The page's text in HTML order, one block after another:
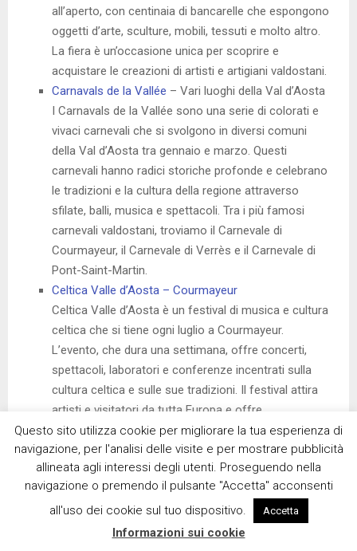
all’aperto, con centinaia di bancarelle che espongono
oggetti d’arte, sculture, mobili, tessuti e molto altro.
La fiera è un’occasione unica per scoprire e
acquistare le creazioni di artisti e artigiani valdostani.
Carnavals de la Vallée – Vari luoghi della Val d’Aosta
I Carnavals de la Vallée sono una serie di colorati e
vivaci carnevali che si svolgono in diversi comuni
della Val d’Aosta tra gennaio e marzo. Questi
carnevali hanno radici storiche profonde e celebrano
le tradizioni e la cultura della regione attraverso
sfilate, balli, musica e spettacoli. Tra i più famosi
carnevali valdostani, troviamo il Carnevale di
Courmayeur, il Carnevale di Verrès e il Carnevale di
Pont-Saint-Martin.
Celtica Valle d’Aosta – Courmayeur
Celtica Valle d’Aosta è un festival di musica e cultura
celtica che si tiene ogni luglio a Courmayeur.
L’evento, che dura una settimana, offre concerti,
spettacoli, laboratori e conferenze incentrati sulla
cultura celtica e sulle sue tradizioni. Il festival attira
artisti e visitatori da tutta Europa e offre
un’esperienza unica per immergersi nelle atmosfere e
nei suoni delle antiche culture celtiche.
Festa delle Mele – Saint-Pierre
La Festa delle Mele è un evento annuale che si svolge
nel comune di Saint-Pierre, solitamente a ottobre. La
manifestazione celebra la raccolta delle mele, uno dei
Questo sito utilizza cookie per migliorare la tua esperienza di
navigazione, per l'analisi delle visite e per mostrare pubblicità
allineata agli interessi degli utenti. Proseguendo nella
navigazione o premendo il pulsante "Accetta" acconsenti
all'uso dei cookie sul tuo dispositivo.
Accetta
Informazioni sui cookie